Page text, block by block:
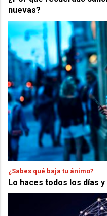
nuevas?
¿Sabes qué baja tu ánimo?
Lo haces todos los días